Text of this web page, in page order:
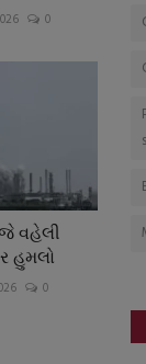
0
વહેલી
હુમલો
0